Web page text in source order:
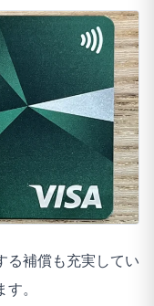
る補償も充実してい
。